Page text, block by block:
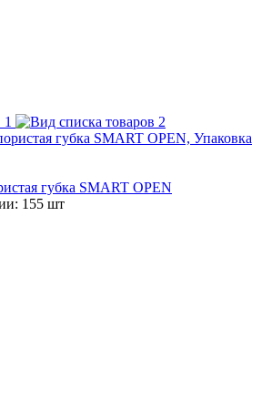
губка SMART OPEN
155 шт